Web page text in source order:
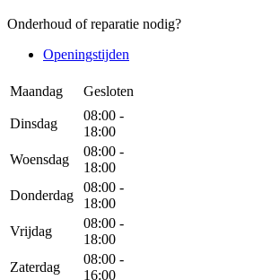
Onderhoud of reparatie nodig?
Openingstijden
Maandag Gesloten
Dinsdag
08:00 -
18:00
Woensdag
08:00 -
18:00
Donderdag
08:00 -
18:00
Vrijdag
08:00 -
18:00
Zaterdag
08:00 -
16:00